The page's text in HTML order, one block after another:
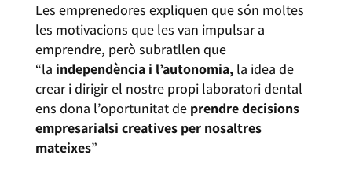
Les emprenedores expliquen que són moltes
les motivacions que les van impulsar a
emprendre, però subratllen que
“la independència i l’autonomia,la idea de
crear i dirigir el nostre propi laboratori dental
ens dona l’oportunitat de prendre decisions
empresarialsi creatives per nosaltres
mateixes”